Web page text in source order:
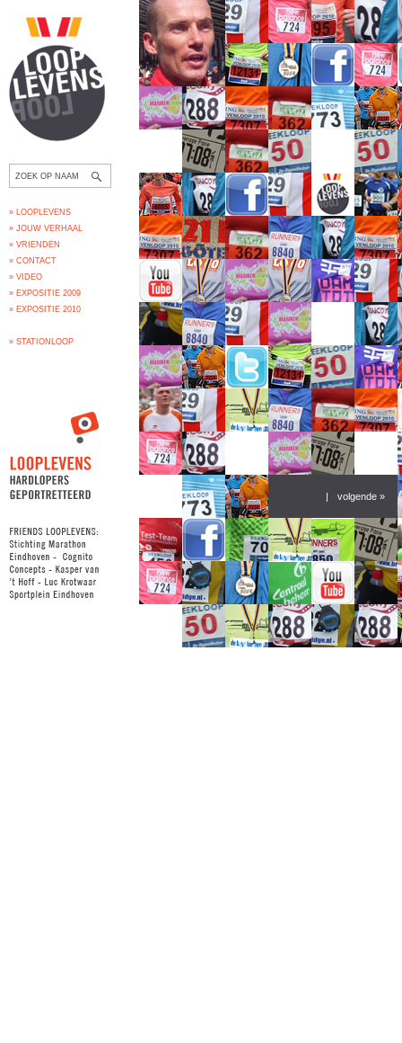
» LOOPLEVENS
» JOUW VERHAAL
» VRIENDEN
» CONTACT
» VIDEO
» EXPOSITIE 2009
» EXPOSITIE 2010
» STATIONLOOP
| volgende »